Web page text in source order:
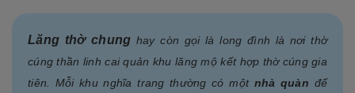
Lăng thờ chung hay còn gọi là long đình là nơi thờ
cúng thần linh cai quản khu lăng mộ kết hợp thờ cúng gia
tiên. Mỗi khu nghĩa trang thường có một nhà quàn để